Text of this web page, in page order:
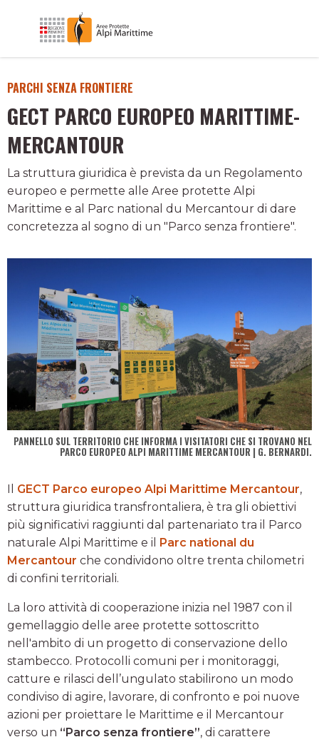
PARCHI SENZA FRONTIERE
GECT PARCO EUROPEO MARITTIME-
MERCANTOUR
La struttura giuridica è prevista da un Regolamento
europeo e permette alle Aree protette Alpi
Marittime e al Parc national du Mercantour di dare
concretezza al sogno di un "Parco senza frontiere".
PANNELLO SUL TERRITORIO CHE INFORMA I VISITATORI CHE SI TROVANO NEL
PARCO EUROPEO ALPI MARITTIME MERCANTOUR | G. BERNARDI.
Il GECT Parco europeo Alpi Marittime Mercantour,
struttura giuridica transfrontaliera, è tra gli obiettivi
più significativi raggiunti dal partenariato tra il Parco
naturale Alpi Marittime e il Parc national du
Mercantour che condividono oltre trenta chilometri
di confini territoriali.
La loro attività di cooperazione inizia nel 1987 con il
gemellaggio delle aree protette sottoscritto
nell'ambito di un progetto di conservazione dello
stambecco. Protocolli comuni per i monitoraggi,
catture e rilasci dell’ungulato stabilirono un modo
condiviso di agire, lavorare, di confronto e poi nuove
azioni per proiettare le Marittime e il Mercantour
verso un “Parco senza frontiere”, di carattere